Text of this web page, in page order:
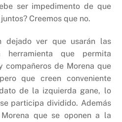
ser impedimento de que
Creemos que no.
ver que usarán las
herramienta que permita
compañeros de Morena que
que creen conveniente
de la izquierda gane, lo
participa dividido. Además
que se oponen a la